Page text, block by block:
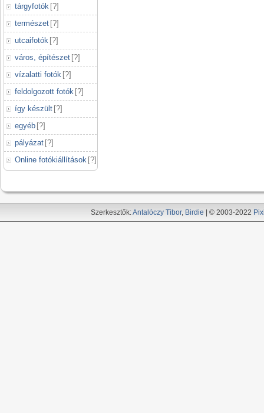
tárgyfotók [?]
természet [?]
utcaifotók [?]
város, építészet [?]
vízalatti fotók [?]
feldolgozott fotók [?]
így készült [?]
egyéb [?]
pályázat [?]
Online fotókiállítások [?]
Szerkesztők:Antalóczy Tibor, Birdie | © 2003-2022